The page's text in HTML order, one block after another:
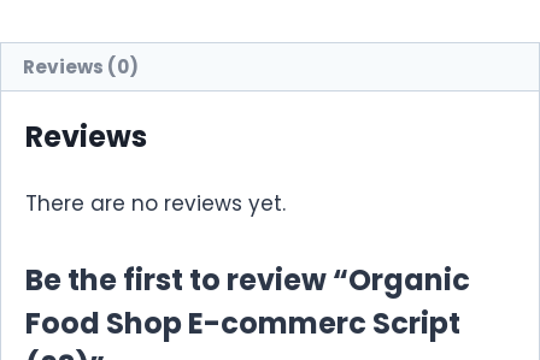
Reviews (0)
Reviews
There are no reviews yet.
Be the first to review “Organic
Food Shop E-commerc Script